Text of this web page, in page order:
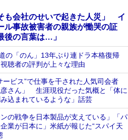
も会社のせいで起きた人災」 イ
ル事故被害者の親族が慟哭の証
の言葉は…」
の「のん」13年ぶり連ドラ本格復帰
聴者の評判が上々な理由
ービス”で仕事を干された人気司会者
彦さん」 生涯現役だった気概と「体に
込まれているような」話芸
ンの戦争を日本製品が支えている」「パ
業が日本に」米紙が報じた“スパイ天